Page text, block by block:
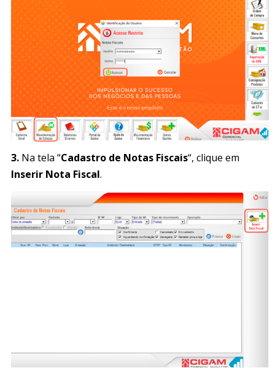
3. Na tela “Cadastro de Notas Fiscais“, clique em
Inserir Nota Fiscal.